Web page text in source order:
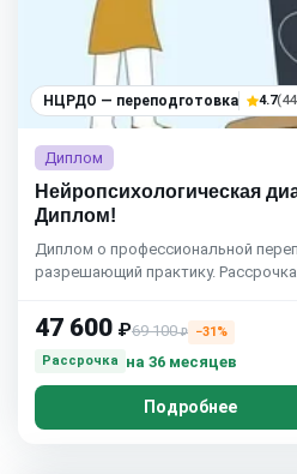
НЦРДО — переподготовка 4.7
Диплом
Нейропсихологическая
Диплом!
Диплом о профессиональной
разрешающий практику. Рассрочка
47 600 ₽69 100₽
−31%
Рассрочка
на 36 месяцев
Подробнее